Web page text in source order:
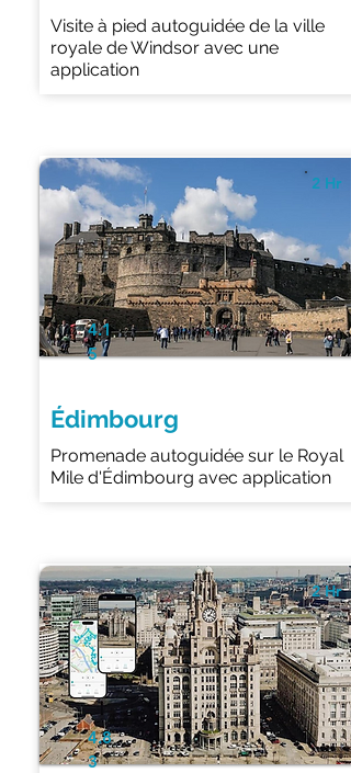
Visite à pied autoguidée de la ville
royale de Windsor avec une
application
4.1
5
Édimbourg
Promenade autoguidée sur le Royal
Mile d'Édimbourg avec application
2 Hr
4.8
3
2 Hr